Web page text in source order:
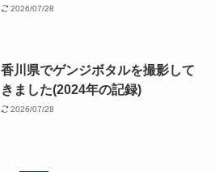
2026/07/28
香川県でゲンジボタルを撮影して
きました(2024年の記録)
2026/07/28